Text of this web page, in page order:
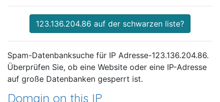
123.136.204.86 auf der schwarzen liste?
Spam-Datenbanksuche für IP Adresse-123.136.204.86.
Überprüfen Sie, ob eine Website oder eine IP-Adresse
auf große Datenbanken gesperrt ist.
Domain on this IP